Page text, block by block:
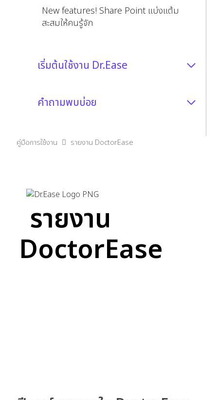
New features! Share Point แบ่งแต้ม
สะสมให้คนรู้จัก
เริ่มต้นใช้งาน Dr.Ease
คำถามพบบ่อย
คู่มือการใช้งาน รายงาน DoctorEase
รายงาน
DoctorEase